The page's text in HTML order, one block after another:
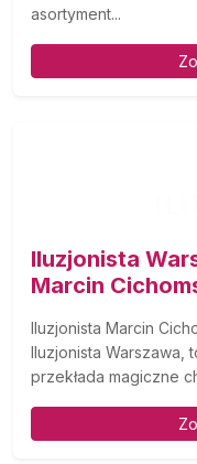
asortyment...
Iluzjonista
Marcin
Iluzjonista Marcin
Iluzjonista Warszawa,
przekłada magiczne